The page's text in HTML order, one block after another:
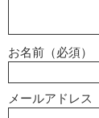
お名前（必須）
メールアドレ